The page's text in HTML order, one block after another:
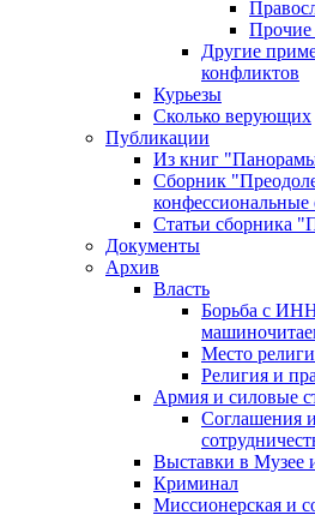
Прочие
Другие
конфликтов
Курьезы
Сколько верующих
Публикации
Из книг
Сборник
Статьи сборника
Документы
Архив
Власть
Борьба с
Место
Религия и
Армия и силовые
Соглашения
Выставки в Музее
Криминал
Миссионерская и